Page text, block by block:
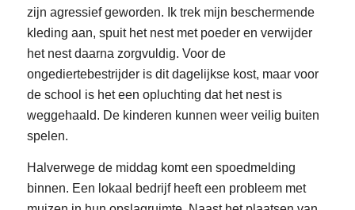
zijn agressief geworden. Ik trek mijn beschermende
kleding aan, spuit het nest met poeder en verwijder
het nest daarna zorgvuldig. Voor de
ongediertebestrijder is dit dagelijkse kost, maar voor
de school is het een opluchting dat het nest is
weggehaald. De kinderen kunnen weer veilig buiten
spelen.
Halverwege de middag komt een spoedmelding
binnen. Een lokaal bedrijf heeft een probleem met